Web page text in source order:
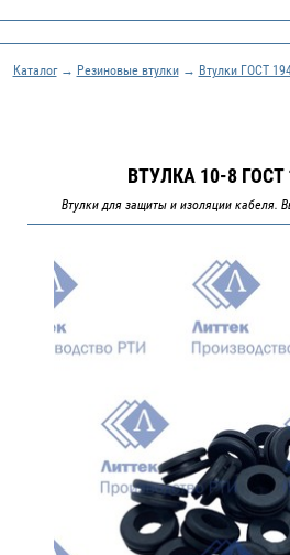
Каталог→ Резиновые втулки→ Втулки ГОСТ
ВТУЛКА 10-8 ГОСТ
Втулки для защиты и изоляции кабеля.